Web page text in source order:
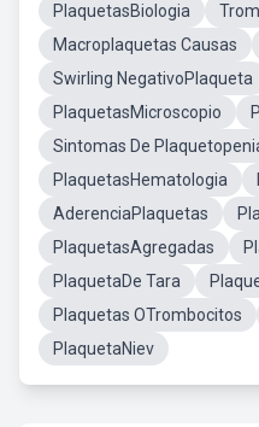
PlaquetasBiologia
Macroplaquetas Causas
Swirling NegativoPlaqueta
PlaquetasMicroscopio
Sintomas De
PlaquetasHematologia
AderenciaPlaquetas
PlaquetasAgregadas
PlaquetaDe Tara
Plaquetas OTrombocitos
PlaquetaNiev